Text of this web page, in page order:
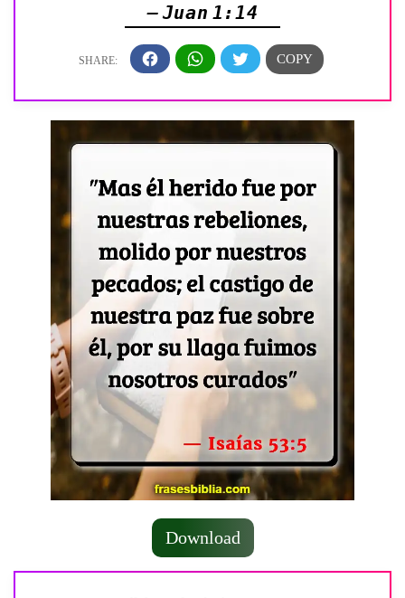
— Juan 1:14
Download